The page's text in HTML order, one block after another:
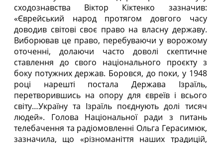
сходознавства Віктор Кіктенко зазначив:
«Єврейський народ протягом довгого часу
доводив світові своє право на власну державу.
Виборював це право, перебуваючи у ворожому
оточенні, долаючи часто доволі скептичне
ставлення до свого національного проєкту з
боку потужних держав. Боровся, до поки, у 1948
році нарешті постала Держава Ізраїль,
перетворившись на опору для євреїв і всього
світу…Україну та Ізраїль поєднують долі тисяч
людей». Голова Національної ради з питань
телебачення та радіомовленні Ольга Герасимюк,
зазначила, що «різноманіття наших традицій,